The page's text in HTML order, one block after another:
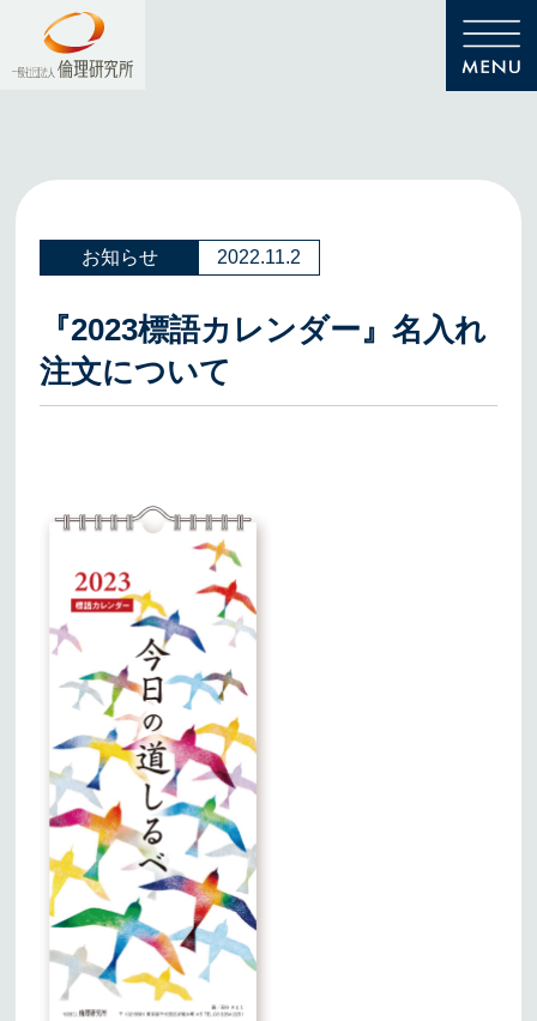
お知らせ 2022.11.2
『2023標語カレンダー』名入れ
注文について